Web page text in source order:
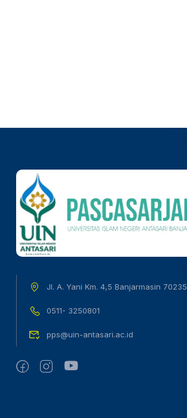
Jl. A. Yani Km. 4,5 Banjarmasin 70235
0511- 3250801
pps@uin-antasari.ac.id